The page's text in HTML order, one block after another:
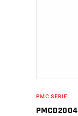
PMC SERIE
PMCD2004